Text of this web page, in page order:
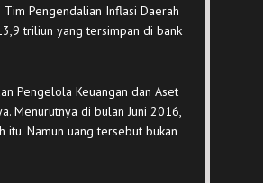
Pengendalian Inflasi Daerah
triliun yang tersimpan di bank
Pengelola Keuangan dan Aset
Menurutnya di bulan Juni 2016,
Namun uang tersebut bukan